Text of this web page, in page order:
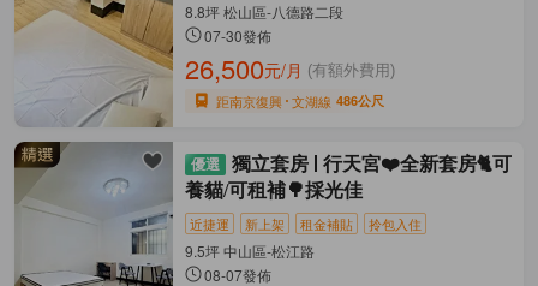
8.8坪 松山區-八德路二段
07-30發佈
26,500元/月 (有額外費用)
距南京復興 文湖線 486公尺
獨立套房
行天宮❤️全新套房🐈可
養貓/可租補🌳採光佳
近捷運 新上架 租金補貼 拎包入住
9.5坪 中山區-松江路
08-07發佈